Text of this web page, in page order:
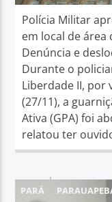
Polícia Militar
em local de área
Denúncia e
Durante o
Liberdade II, por
(27/11), a
Ativa (GPA) foi
relatou ter
PARÁ